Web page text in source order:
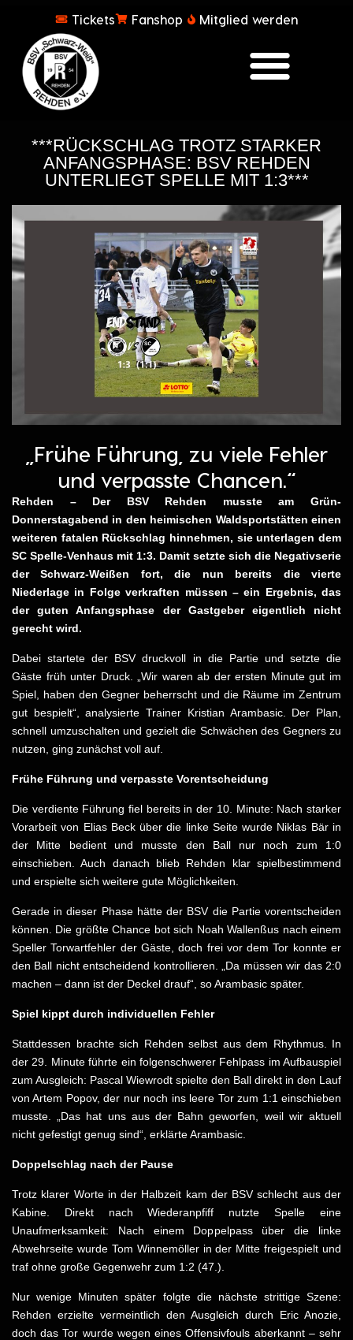
Tickets Fanshop Mitglied werden
***RÜCKSCHLAG TROTZ STARKER
ANFANGSPHASE: BSV REHDEN
UNTERLIEGT SPELLE MIT 1:3***
„Frühe Führung, zu viele Fehler
und verpasste Chancen.“
Rehden – Der BSV Rehden musste am Grün-
Donnerstagabend in den heimischen Waldsportstätten einen
weiteren fatalen Rückschlag hinnehmen, sie unterlagen dem
SC Spelle-Venhaus mit 1:3. Damit setzte sich die Negativserie
der Schwarz-Weißen fort, die nun bereits die vierte
Niederlage in Folge verkraften müssen – ein Ergebnis, das
der guten Anfangsphase der Gastgeber eigentlich nicht
gerecht wird.
Dabei startete der BSV druckvoll in die Partie und setzte die
Gäste früh unter Druck. „Wir waren ab der ersten Minute gut im
Spiel, haben den Gegner beherrscht und die Räume im Zentrum
gut bespielt“, analysierte Trainer Kristian Arambasic. Der Plan,
schnell umzuschalten und gezielt die Schwächen des Gegners zu
nutzen, ging zunächst voll auf.
Frühe Führung und verpasste Vorentscheidung
Die verdiente Führung fiel bereits in der 10. Minute: Nach starker
Vorarbeit von Elias Beck über die linke Seite wurde Niklas Bär in
der Mitte bedient und musste den Ball nur noch zum 1:0
einschieben. Auch danach blieb Rehden klar spielbestimmend
und erspielte sich weitere gute Möglichkeiten.
Gerade in dieser Phase hätte der BSV die Partie vorentscheiden
können. Die größte Chance bot sich Noah Wallenßus nach einem
Speller Torwartfehler der Gäste, doch frei vor dem Tor konnte er
den Ball nicht entscheidend kontrollieren. „Da müssen wir das 2:0
machen – dann ist der Deckel drauf“, so Arambasic später.
Spiel kippt durch individuellen Fehler
Stattdessen brachte sich Rehden selbst aus dem Rhythmus. In
der 29. Minute führte ein folgenschwerer Fehlpass im Aufbauspiel
zum Ausgleich: Pascal Wiewrodt spielte den Ball direkt in den Lauf
von Artem Popov, der nur noch ins leere Tor zum 1:1 einschieben
musste. „Das hat uns aus der Bahn geworfen, weil wir aktuell
nicht gefestigt genug sind“, erklärte Arambasic.
Doppelschlag nach der Pause
Trotz klarer Worte in der Halbzeit kam der BSV schlecht aus der
Kabine. Direkt nach Wiederanpfiff nutzte Spelle eine
Unaufmerksamkeit: Nach einem Doppelpass über die linke
Abwehrseite wurde Tom Winnemöller in der Mitte freigespielt und
traf ohne große Gegenwehr zum 1:2 (47.).
Nur wenige Minuten später folgte die nächste strittige Szene:
Rehden erzielte vermeintlich den Ausgleich durch Eric Anozie,
doch das Tor wurde wegen eines Offensivfouls aberkannt – sehr